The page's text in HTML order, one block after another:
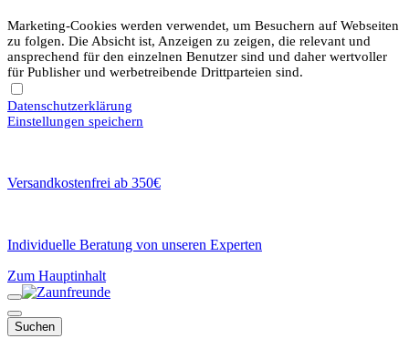
Marketing-Cookies werden verwendet, um Besuchern auf Webseiten
zu folgen. Die Absicht ist, Anzeigen zu zeigen, die relevant und
ansprechend für den einzelnen Benutzer sind und daher wertvoller
für Publisher und werbetreibende Drittparteien sind.
Datenschutzerklärung
Einstellungen speichern
Versandkostenfrei ab 350€
Individuelle Beratung von unseren Experten
Zum Hauptinhalt
Suchen